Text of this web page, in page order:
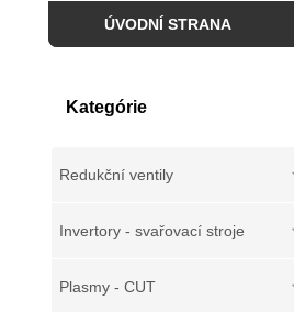
ÚVODNÍ STRANA
Kategórie
Redukční ventily
Invertory - svařovací stroje
Plasmy - CUT